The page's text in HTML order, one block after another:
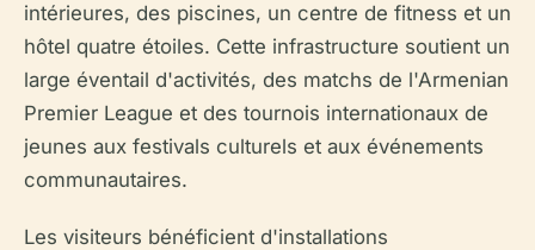
intérieures, des piscines, un centre de fitness et un
hôtel quatre étoiles. Cette infrastructure soutient un
large éventail d'activités, des matchs de l'Armenian
Premier League et des tournois internationaux de
jeunes aux festivals culturels et aux événements
communautaires.
Les visiteurs bénéficient d'installations